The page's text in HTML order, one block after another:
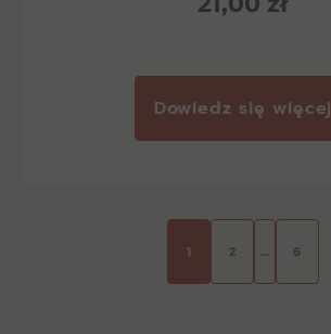
Dowiedz się więcej
1 2 … 6